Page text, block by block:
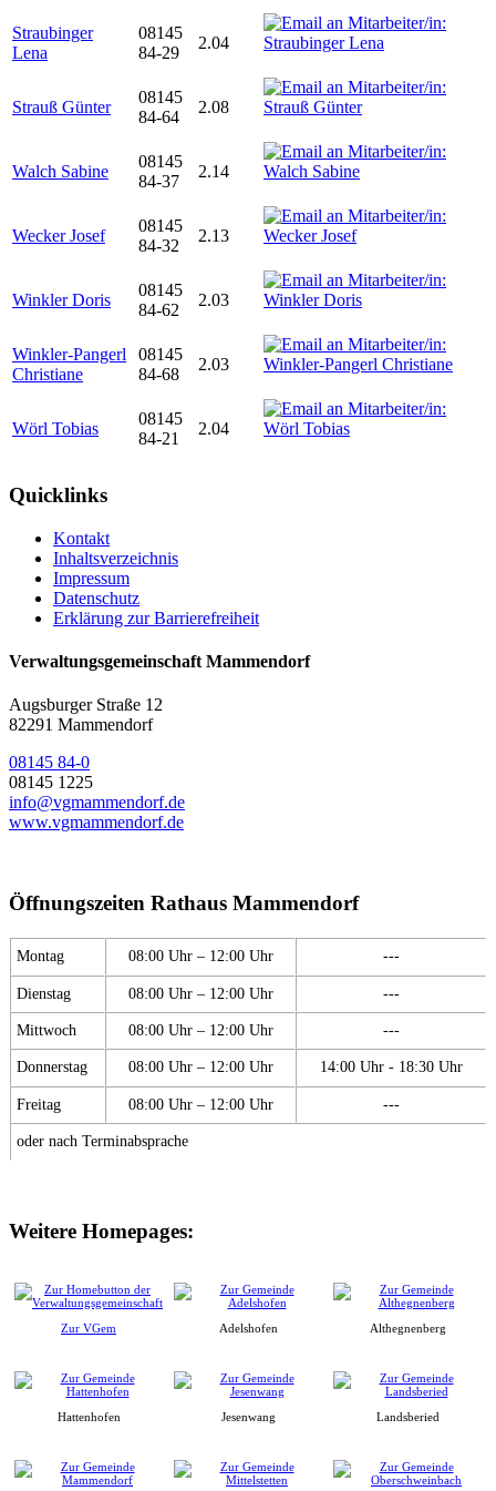
Straubinger
Lena
08145
84-29
2.04
Strauß Günter
08145
84-64
2.08
Walch Sabine
08145
84-37
2.14
Wecker Josef
08145
84-32
2.13
Winkler Doris
08145
84-62
2.03
Winkler-Pangerl
Christiane
08145
84-68
2.03
Wörl Tobias
08145
84-21
2.04
Quicklinks
Kontakt
Inhaltsverzeichnis
Impressum
Datenschutz
Erklärung zur Barrierefreiheit
Verwaltungsgemeinschaft Mammendorf
Augsburger Straße 12
82291 Mammendorf
08145 84-0
08145 1225
info@vgmammendorf.de
www.vgmammendorf.de
Öffnungszeiten Rathaus Mammendorf
Montag 08:00 Uhr – 12:00 Uhr ---
Dienstag 08:00 Uhr – 12:00 Uhr ---
Mittwoch 08:00 Uhr – 12:00 Uhr ---
Donnerstag 08:00 Uhr – 12:00 Uhr 14:00 Uhr - 18:30 Uhr
Freitag 08:00 Uhr – 12:00 Uhr ---
oder nach Terminabsprache
Weitere Homepages:
Zur VGem Adelshofen Althegnenberg
Hattenhofen Jesenwang Landsberied